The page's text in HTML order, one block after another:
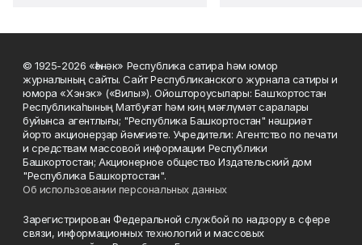
© 1925-2026 «Һәнәк» Республика сатира һәм юмор
журналының сайты. Сайт Республиканского журнала сатиры и
юмора «Хэнэк» («Вилы»). Ойоштороусылары: Башҡортостан
Республикаһының Матбуғат һәм киң мәғлүмәт саралары
буйынса агентлығы; "Республика Башкортостан" нәшриәт
йорто акционерҙар йәмғиәте. Учредители: Агентство по печати
и средствам массовой информации Республики
Башкортостан; Акционерное общество Издательский дом
"Республика Башкортостан".
Об использовании персональных данных
Зарегистрирован Федеральной службой по надзору в сфере
связи, информационных технологий и массовых